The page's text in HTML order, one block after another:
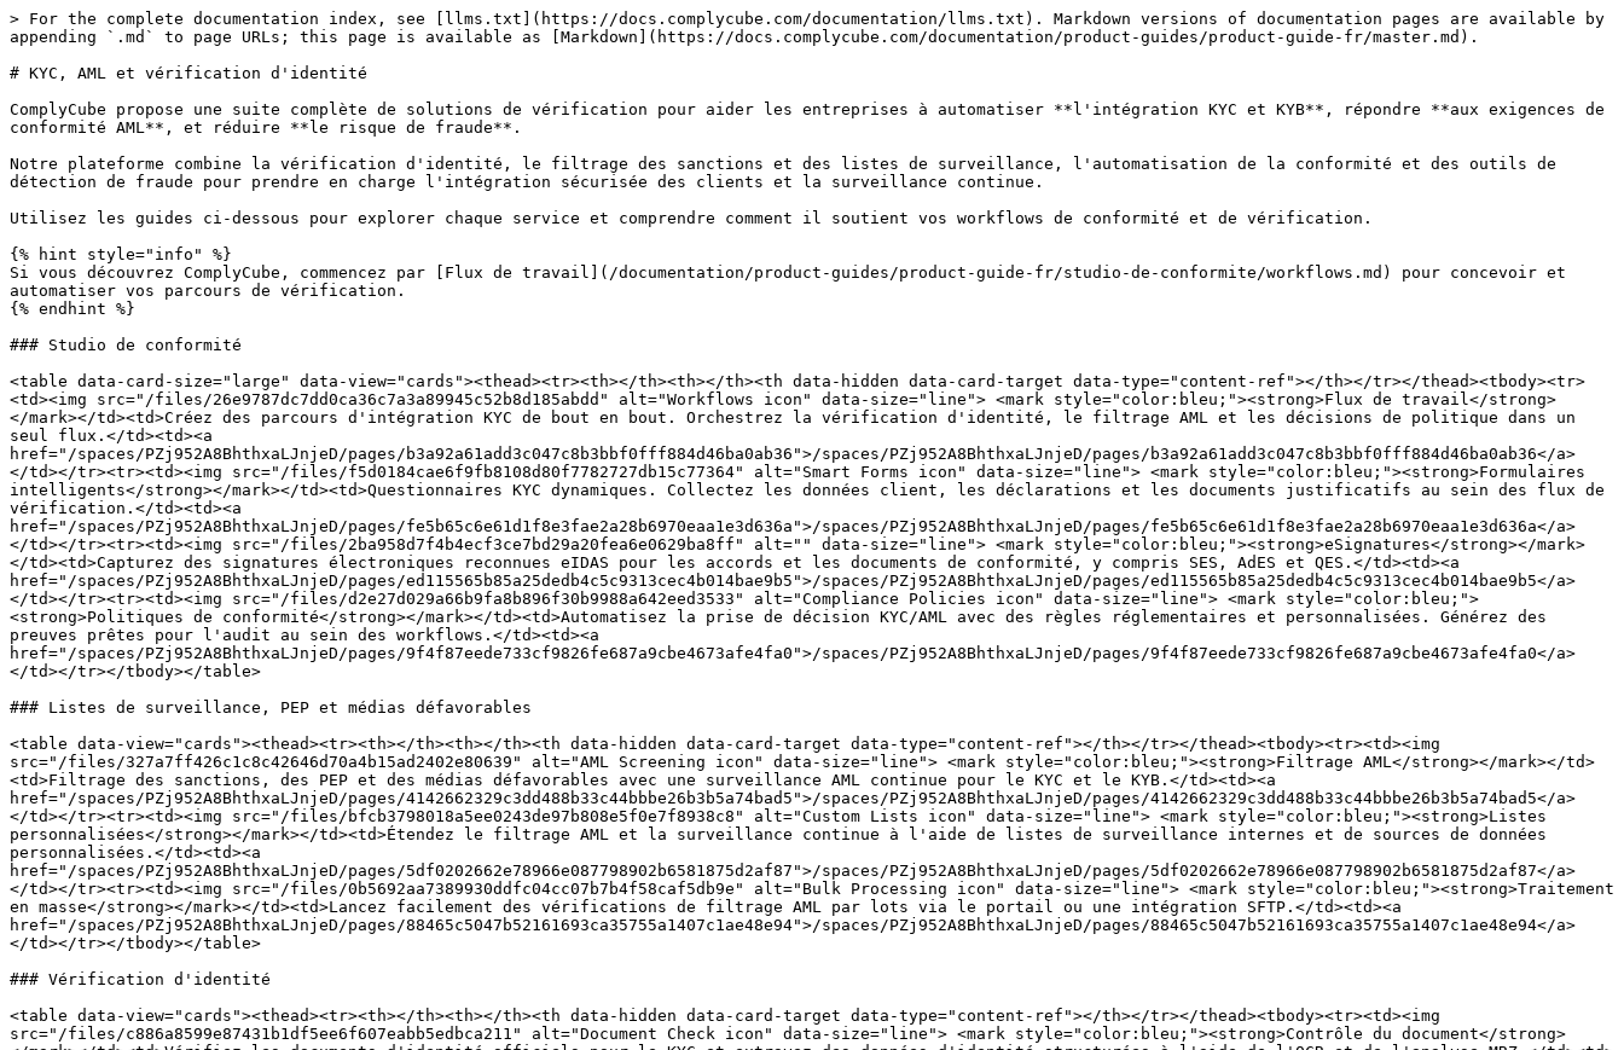
> For the complete documentation index, see [llms.txt](https://docs.complycube.com/documentation/llms.txt). Markdown versions of documentation pages are available by appending `.md` to page URLs; this page is available as [Markdown](https://docs.complycube.com/documentation/product-guides/product-guide-fr/master.md).

# KYC, AML et vérification d'identité

ComplyCube propose une suite complète de solutions de vérification pour aider les entreprises à automatiser **l'intégration KYC et KYB**, répondre **aux exigences de conformité AML**, et réduire **le risque de fraude**.

Notre plateforme combine la vérification d'identité, le filtrage des sanctions et des listes de surveillance, l'automatisation de la conformité et des outils de détection de fraude pour prendre en charge l'intégration sécurisée des clients et la surveillance continue.

Utilisez les guides ci-dessous pour explorer chaque service et comprendre comment il soutient vos workflows de conformité et de vérification.

{% hint style="info" %}
Si vous découvrez ComplyCube, commencez par [Flux de travail](/documentation/product-guides/product-guide-fr/studio-de-conformite/workflows.md) pour concevoir et automatiser vos parcours de vérification.
{% endhint %}

### Studio de conformité

<table data-card-size="large" data-view="cards"><thead><tr><th></th><th></th><th data-hidden data-card-target data-type="content-ref"></th></tr></thead><tbody><tr><td><img src="/files/26e9787dc7dd0ca36c7a3a89945c52b8d185abdd" alt="Workflows icon" data-size="line"> <mark style="color:bleu;"><strong>Flux de travail</strong></mark></td><td>Créez des parcours d'intégration KYC de bout en bout. Orchestrez la vérification d'identité, le filtrage AML et les décisions de politique dans un seul flux.</td><td><a href="/spaces/PZj952A8BhthxaLJnjeD/pages/b3a92a61add3c047c8b3bbf0fff884d46ba0ab36">/spaces/PZj952A8BhthxaLJnjeD/pages/b3a92a61add3c047c8b3bbf0fff884d46ba0ab36</a></td></tr><tr><td><img src="/files/f5d0184cae6f9fb8108d80f7782727db15c77364" alt="Smart Forms icon" data-size="line"> <mark style="color:bleu;"><strong>Formulaires intelligents</strong></mark></td><td>Questionnaires KYC dynamiques. Collectez les données client, les déclarations et les documents justificatifs au sein des flux de vérification.</td><td><a href="/spaces/PZj952A8BhthxaLJnjeD/pages/fe5b65c6e61d1f8e3fae2a28b6970eaa1e3d636a">/spaces/PZj952A8BhthxaLJnjeD/pages/fe5b65c6e61d1f8e3fae2a28b6970eaa1e3d636a</a></td></tr><tr><td><img src="/files/2ba958d7f4b4ecf3ce7bd29a20fea6e0629ba8ff" alt="" data-size="line"> <mark style="color:bleu;"><strong>eSignatures</strong></mark></td><td>Capturez des signatures électroniques reconnues eIDAS pour les accords et les documents de conformité, y compris SES, AdES et QES.</td><td><a href="/spaces/PZj952A8BhthxaLJnjeD/pages/ed115565b85a25dedb4c5c9313cec4b014bae9b5">/spaces/PZj952A8BhthxaLJnjeD/pages/ed115565b85a25dedb4c5c9313cec4b014bae9b5</a></td></tr><tr><td><img src="/files/d2e27d029a66b9fa8b896f30b9988a642eed3533" alt="Compliance Policies icon" data-size="line"> <mark style="color:bleu;"><strong>Politiques de conformité</strong></mark></td><td>Automatisez la prise de décision KYC/AML avec des règles réglementaires et personnalisées. Générez des preuves prêtes pour l'audit au sein des workflows.</td><td><a href="/spaces/PZj952A8BhthxaLJnjeD/pages/9f4f87eede733cf9826fe687a9cbe4673afe4fa0">/spaces/PZj952A8BhthxaLJnjeD/pages/9f4f87eede733cf9826fe687a9cbe4673afe4fa0</a></td></tr></tbody></table>

### Listes de surveillance, PEP et médias défavorables

<table data-view="cards"><thead><tr><th></th><th></th><th data-hidden data-card-target data-type="content-ref"></th></tr></thead><tbody><tr><td><img src="/files/327a7ff426c1c8c42646d70a4b15ad2402e80639" alt="AML Screening icon" data-size="line"> <mark style="color:bleu;"><strong>Filtrage AML</strong></mark></td><td>Filtrage des sanctions, des PEP et des médias défavorables avec une surveillance AML continue pour le KYC et le KYB.</td><td><a href="/spaces/PZj952A8BhthxaLJnjeD/pages/4142662329c3dd488b33c44bbbe26b3b5a74bad5">/spaces/PZj952A8BhthxaLJnjeD/pages/4142662329c3dd488b33c44bbbe26b3b5a74bad5</a></td></tr><tr><td><img src="/files/bfcb3798018a5ee0243de97b808e5f0e7f8938c8" alt="Custom Lists icon" data-size="line"> <mark style="color:bleu;"><strong>Listes personnalisées</strong></mark></td><td>Étendez le filtrage AML et la surveillance continue à l'aide de listes de surveillance internes et de sources de données personnalisées.</td><td><a href="/spaces/PZj952A8BhthxaLJnjeD/pages/5df0202662e78966e087798902b6581875d2af87">/spaces/PZj952A8BhthxaLJnjeD/pages/5df0202662e78966e087798902b6581875d2af87</a></td></tr><tr><td><img src="/files/0b5692aa7389930ddfc04cc07b7b4f58caf5db9e" alt="Bulk Processing icon" data-size="line"> <mark style="color:bleu;"><strong>Traitement en masse</strong></mark></td><td>Lancez facilement des vérifications de filtrage AML par lots via le portail ou une intégration SFTP.</td><td><a href="/spaces/PZj952A8BhthxaLJnjeD/pages/88465c5047b52161693ca35755a1407c1ae48e94">/spaces/PZj952A8BhthxaLJnjeD/pages/88465c5047b52161693ca35755a1407c1ae48e94</a></td></tr></tbody></table>

### Vérification d'identité

<table data-view="cards"><thead><tr><th></th><th></th><th data-hidden data-card-target data-type="content-ref"></th></tr></thead><tbody><tr><td><img src="/files/c886a8599e87431b1df5ee6f607eabb5edbca211" alt="Document Check icon" data-size="line"> <mark style="color:bleu;"><strong>Contrôle du document</strong></mark></td><td>Vérifiez les documents d'identité officiels pour le KYC et extrayez des données d'identité structurées à l'aide de l'OCR et de l'analyse MRZ.</td><td><a href="/spaces/PZj952A8BhthxaLJnjeD/pages/423a991e846359964e9b2842fd422ef649a03be7">/spaces/PZj952A8BhthxaLJnjeD/pages/423a991e846359964e9b2842fd422ef649a03be7</a></td></tr><tr><td><img src="/files/60f89d46b623073ed87403bde33244ee6e92e245" alt="eID Check icon" data-size="line"> <mark style="color:bleu;"><strong>Vérification eID</strong></mark></td><td>Vérification d'identité électronique (eID) via des dispositifs tels que BankID, MitID et d'autres.</td><td><a href="/spaces/PZj952A8BhthxaLJnjeD/pages/129a22e9a11855202cc27dc3fa077cb361742a9b">/spaces/PZj952A8BhthxaLJnjeD/pages/129a22e9a11855202cc27dc3fa077cb361742a9b</a></td></tr><tr><td><img src="/files/9c811f24503f4cd6ab33dbb32972bf5094f61126" alt="Multi-Bureau Check icon" data-size="line"> <mark style="color:bleu;"><strong>Vérification multi-bureaux</strong></mark></td><td>Vérifiez l'identité et les coordonnées d'adresse du client à l'aide de sources de données faisant autorité afin de permettre une vérification d'identité KYC sans document.</td><td><a href="/spaces/PZj952A8BhthxaLJnjeD/pages/baed0a3cb65df85cae970be773395daaaabba568">/spaces/PZj952A8BhthxaLJnjeD/pages/baed0a3cb65df85cae970be773395daaaabba568</a></td></tr><tr><td><img src="/files/9472d18336b62b6bb0728e0603e0dc53f947f3c2" alt="Driving License Check icon" data-size="line"> <mark style="color:bleu;"><strong>Vérification du permis de conduire</strong></mark></td><td>Vérification du permis de conduire auprès des autorités émettrices. Récupérez le statut, les droits et les restrictions.</td><td><a href="/spaces/PZj952A8BhthxaLJnjeD/pages/a50da2972e795f58b56845f471d9442b897370c9">/spaces/PZj952A8BhthxaLJnjeD/pages/a50da2972e795f58b56845f471d9442b897370c9</a></td></tr><tr><td><img src="/files/1bd25a5cc073dd5a8caf05e2bddfb81260e0327e" alt="Identity Fraud Check icon" data-size="line"> <mark style="color:bleu;"><strong>Vérification de fraude à l'identité</strong></mark></td><td>Vérification de fraude à l'identité au Royaume-Uni pour le KYC. Vérifiez les informations client à l'aide de sources faisant autorité et de bases de données sur les risques de fraude. <span data-gb-custom-inline data-tag="emoji" data-code="1f1ec-1f1e7">🇬🇧</span></td><td><a href="/spaces/PZj952A8BhthxaLJnjeD/pages/7954be136a35f81daa913ae47b30a6ffe6998348">/spaces/PZj952A8BhthxaLJnjeD/pages/7954be136a35f81daa913ae47b30a6ffe6998348</a></td></tr><tr><td><img src="/files/9148dfc64e352eaf9ef8ee135702196e34f29ad6" alt="SSN Check icon" data-size="line"> <mark style="color:bleu;"><strong>Vérification du SSN</strong></mark></td><td>Vérification du numéro de sécurité sociale américain (SSN) pour le KYC. Validez les SSN à l'aide des registres officiels. <span data-gb-custom-inline data-tag="emoji" data-code="1f1fa-1f1f8">🇺🇸</span></td><td><a href="/spaces/PZj952A8BhthxaLJnjeD/pages/0e2e5bf42b1e07f6750930619f0767550303c63c">/spaces/PZj952A8BhthxaLJnjeD/pages/0e2e5bf42b1e07f6750930619f0767550303c63c</a></td></tr></tbody></table>

### Vérification biométrique et de vivacité

<table data-view="cards"><thead><tr><th></th><th></th><th data-hidden data-card-target data-type="content-ref"></th></tr></thead><tbody><tr><td><img src="/files/41ef45f1974c38ab08578f68ed7946bcc2b74732" alt="Identity Check icon" data-size="line"> <mark style="color:bleu;"><strong>Vérification d'identité</strong></mark></td><td>Détection de vivacité par selfie certifiée PAD et correspondance faciale pour la vérification d'identité biométrique.</td><td><a href="/spaces/PZj952A8BhthxaLJnjeD/pages/b3a3c2846bcc623e5644a465f109eafc99240277">/spaces/PZj952A8BhthxaLJnjeD/pages/b3a3c2846bcc623e5644a465f109eafc99240277</a></td></tr><tr><td><img src="/files/f459fa64229efd7ee736eefabf9cb0c92c33b680" alt="Enhanced Identity Check icon" data-size="line"> <mark style="color:bleu;"><strong>Vérification avancée</strong></mark></td><td>Vérification de vivacité par vidéo avec défis actifs, détection avancée de l'usurpation et correspondance faciale.</td><td><a href="/spaces/PZj952A8BhthxaLJnjeD/pages/6a1a62cd598afda679dd09770b3f32715f13c6f0">/spaces/PZj952A8BhthxaLJnjeD/pages/6a1a62cd598afda679dd09770b3f32715f13c6f0</a></td></tr><tr><td><img src="/files/64995e952d2fe7589c4fa71ca7439feb6d230879" alt="Age Estimation icon" data-size="line"> <mark style="color:bleu;"><strong>Estimation de l'âge</strong></mark></td><td>Estimation biomé